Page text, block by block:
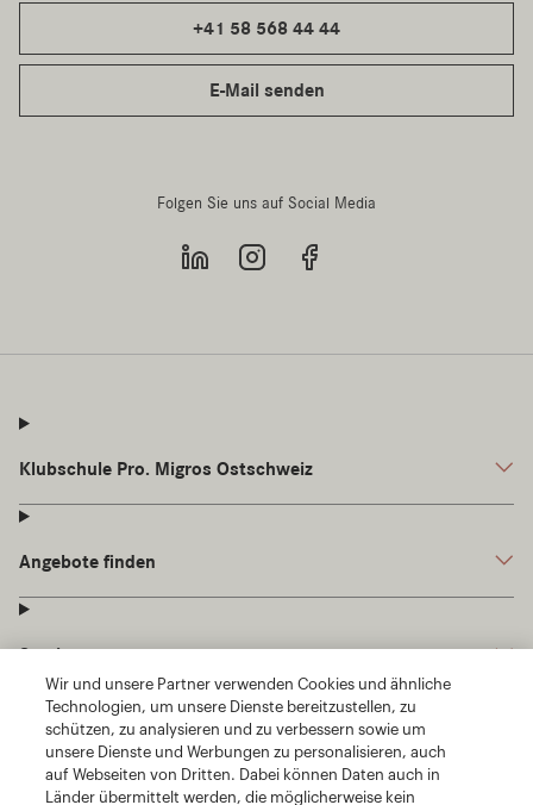
Wir und unsere Partner verwenden Cookies und ähnliche
Technologien, um unsere Dienste bereitzustellen, zu
schützen, zu analysieren und zu verbessern sowie um
unsere Dienste und Werbungen zu personalisieren, auch
auf Webseiten von Dritten. Dabei können Daten auch in
Länder übermittelt werden, die möglicherweise kein